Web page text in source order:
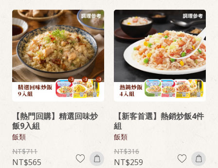
【熱門回購】精選回味炒
飯9入組
飯類
711
565
【新客首選】熱銷炒飯4件
組
飯類
316
259